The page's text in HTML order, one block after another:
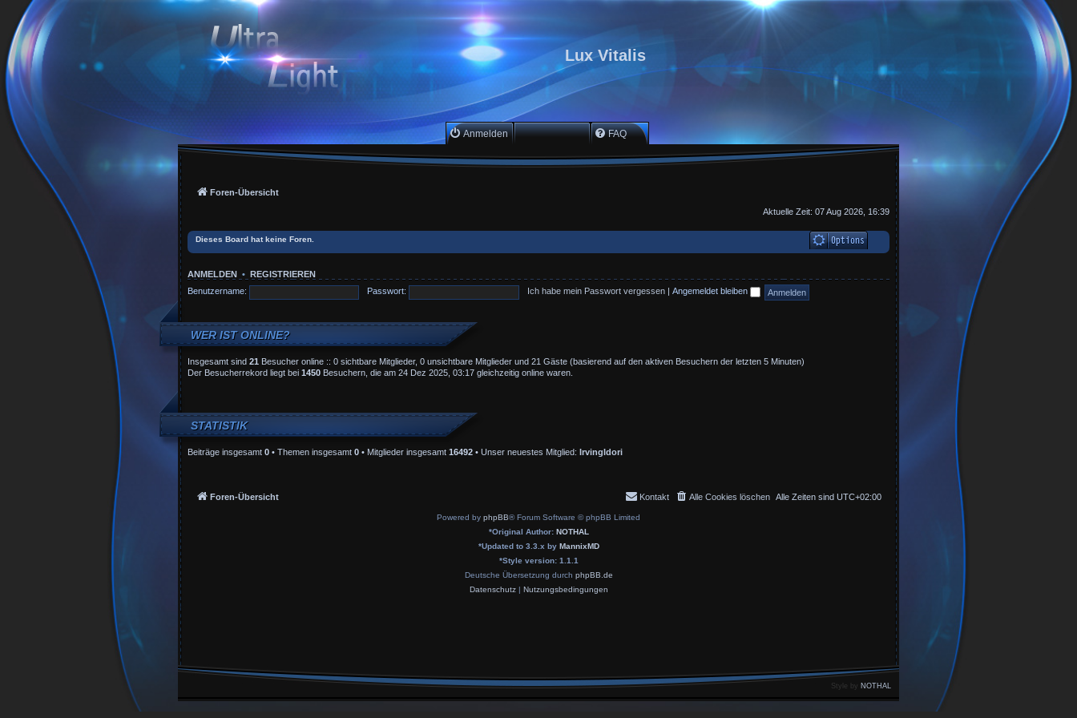
Lux Vitalis
Anmelden Registrieren FAQ
Foren-Übersicht
Aktuelle Zeit: 07 Aug 2026, 16:39
Dieses Board hat keine Foren.
ANMELDEN • REGISTRIEREN
Benutzername:
Passwort: Ich habe mein Passwort vergessen Angemeldet bleiben
WER IST ONLINE?
Insgesamt sind 21 Besucher online :: 0 sichtbare Mitglieder, 0 unsichtbare Mitglieder und 21 Gäste (basierend auf den aktiven Besuchern der letzten 5 Minuten)
Der Besucherrekord liegt bei 1450 Besuchern, die am 24 Dez 2025, 03:17 gleichzeitig online waren.
STATISTIK
Beiträge insgesamt 0 • Themen insgesamt 0 • Mitglieder insgesamt 16492 • Unser neuestes Mitglied: IrvingIdori
Foren-Übersicht Alle Zeiten sind UTC+02:00
Alle Cookies löschen
Kontakt
Powered by phpBB® Forum Software © phpBB Limited
*Original Author: NOTHAL
*Updated to 3.3.x by MannixMD
*Style version: 1.1.1
Deutsche Übersetzung durch phpBB.de
Datenschutz| Nutzungsbedingungen
Style by NOTHAL